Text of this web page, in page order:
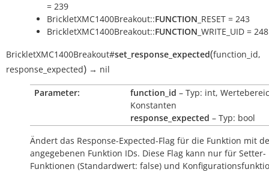
= 239
BrickletXMC1400Breakout::FUNCTION _RESET = 243
BrickletXMC1400Breakout::FUNCTION _WRITE_UID = 248
BrickletXMC1400Breakout#set_response_expected(function_id,
response_expected) → nil
Parameter: function_id – Typ: int,
Konstanten
response_expected – Typ: bool
Ändert das Response-Expected-Flag für die Funktion mit
angegebenen Funktion IDs. Diese Flag kann nur für Setter-
Funktionen (Standardwert: false) und